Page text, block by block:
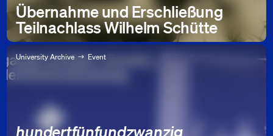
Übernahme und Erschließung
Teilnachlass Wilhelm Schütte
hundertfünfundzwanzig
University Archive Event